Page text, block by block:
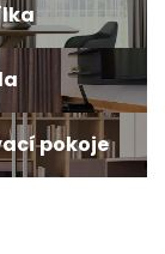
pokoje